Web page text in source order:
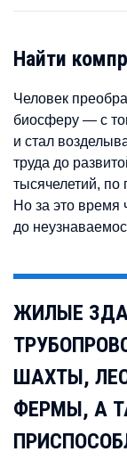
Найти
Человек
биосферу — с
и стал
труда до
тысячелетий,
Но за это время
до
ЖИЛЫЕ
ШАХТЫ,
ФЕРМЫ, А